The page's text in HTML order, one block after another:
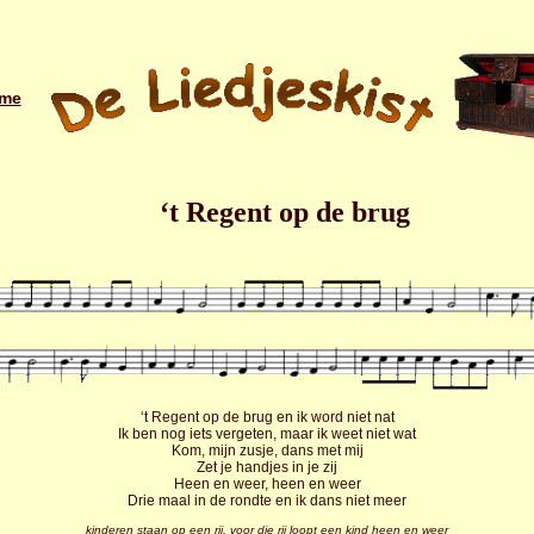
‘t Regent op de brug
‘t Regent op de brug en ik word niet nat
Ik ben nog iets vergeten, maar ik weet niet wat
Kom, mijn zusje, dans met mij
Zet je handjes in je zij
Heen en weer, heen en weer
Drie maal in de rondte en ik dans niet meer
kinderen staan op een rij, voor die rij loopt een kind heen en weer